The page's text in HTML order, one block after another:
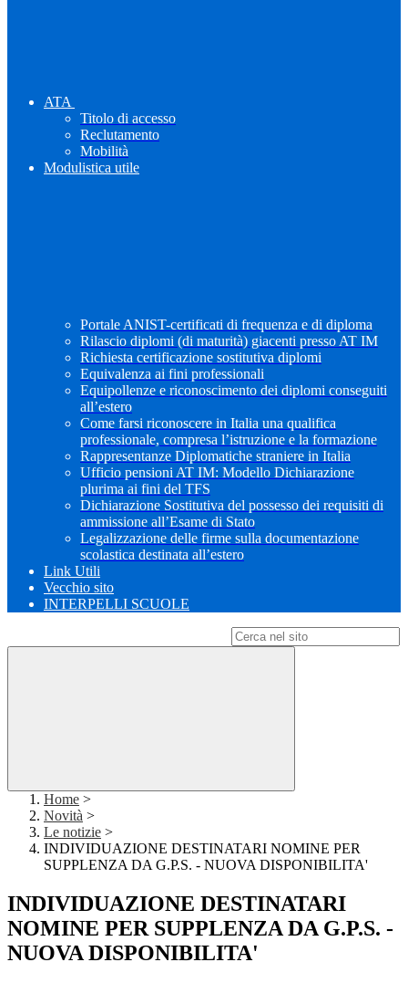
ATA
Titolo di accesso
Reclutamento
Mobilità
Modulistica utile
Portale ANIST-certificati di frequenza e di diploma
Rilascio diplomi (di maturità) giacenti presso AT IM
Richiesta certificazione sostitutiva diplomi
Equivalenza ai fini professionali
Equipollenze e riconoscimento dei diplomi conseguiti
all’estero
Come farsi riconoscere in Italia una qualifica
professionale, compresa l’istruzione e la formazione
Rappresentanze Diplomatiche straniere in Italia
Ufficio pensioni AT IM: Modello Dichiarazione
plurima ai fini del TFS
Dichiarazione Sostitutiva del possesso dei requisiti di
ammissione all’Esame di Stato
Legalizzazione delle firme sulla documentazione
scolastica destinata all’estero
Link Utili
Vecchio sito
INTERPELLI SCUOLE
Home >
Novità >
Le notizie >
INDIVIDUAZIONE DESTINATARI NOMINE PER
SUPPLENZA DA G.P.S. - NUOVA DISPONIBILITA'
INDIVIDUAZIONE DESTINATARI
NOMINE PER SUPPLENZA DA G.P.S. -
NUOVA DISPONIBILITA'